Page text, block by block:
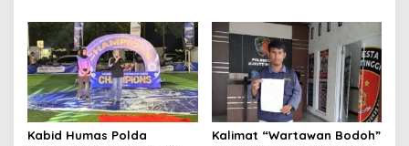
3.000 Mahasiswa Baru
Tertib Berlalu Lintas
Banjir di Surau Gadang
Kabid Humas Polda
Kalimat “Wartawan Bodoh”